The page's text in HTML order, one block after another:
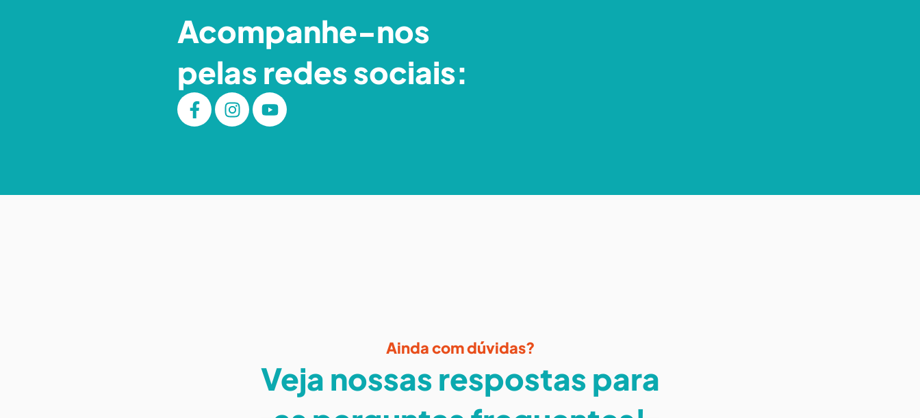
Acompanhe-nos
pelas redes sociais:
Ainda com dúvidas?
Veja nossas respostas para